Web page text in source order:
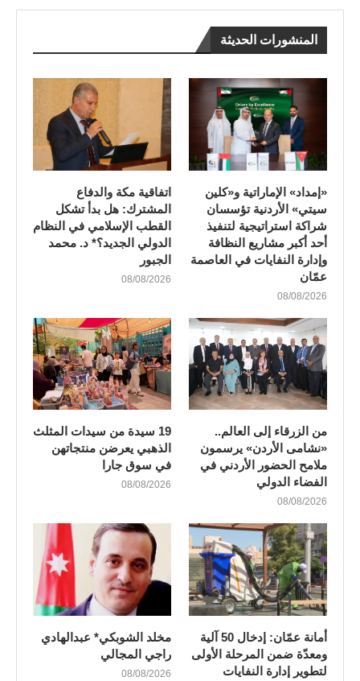
المنشورات الحديثة
«إمداد» الإماراتية و«كلين
سيتي» الأردنية تؤسسان
شراكة استراتيجية لتنفيذ
أحد أكبر مشاريع النظافة
وإدارة النفايات في العاصمة
عمّان
08/08/2026
اتفاقية مكة والدفاع
المشترك: هل بدأ تشكل
القطب الإسلامي في النظام
الدولي الجديد؟* د. محمد
الجبور
08/08/2026
من الزرقاء إلى العالم..
«نشامى الأردن» يرسمون
ملامح الحضور الأردني في
الفضاء الدولي
08/08/2026
19 سيدة من سيدات المثلث
الذهبي يعرضن منتجاتهن
في سوق جارا
08/08/2026
أمانة عمّان: إدخال 50 آلية
ومعدّة ضمن المرحلة الأولى
لتطوير إدارة النفايات
مخلد الشوبكي* عبدالهادي
راجي المجالي
08/08/2026